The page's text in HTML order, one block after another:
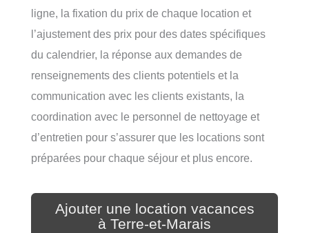
ligne, la fixation du prix de chaque location et
l’ajustement des prix pour des dates spécifiques
du calendrier, la réponse aux demandes de
renseignements des clients potentiels et la
communication avec les clients existants, la
coordination avec le personnel de nettoyage et
d’entretien pour s’assurer que les locations sont
préparées pour chaque séjour et plus encore.
Ajouter une location vacances
à Terre-et-Marais